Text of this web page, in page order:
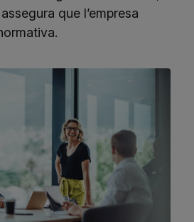
que l’empresa